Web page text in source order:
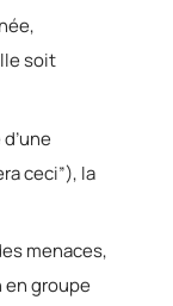
soit
ceci”), la
menaces,
en groupe